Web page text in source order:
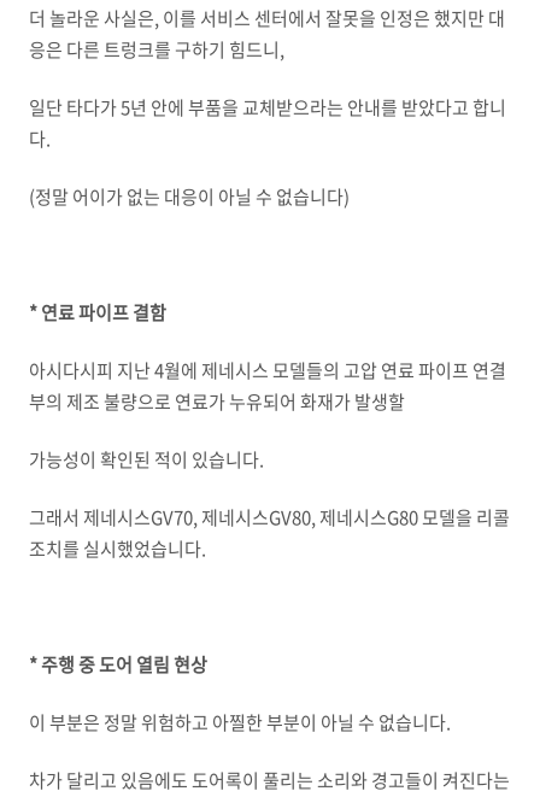
더 놀라운 사실은, 이를 서비스 센터에서 잘못을 인정은 했지만 대
응은 다른 트렁크를 구하기 힘드니,
일단 타다가 5년 안에 부품을 교체받으라는 안내를 받았다고 합니
다.
(정말 어이가 없는 대응이 아닐 수 없습니다)
* 연료 파이프 결함
아시다시피 지난 4월에 제네시스 모델들의 고압 연료 파이프 연결
부의 제조 불량으로 연료가 누유되어 화재가 발생할
가능성이 확인된 적이 있습니다.
그래서 제네시스GV70, 제네시스GV80, 제네시스G80 모델을 리콜
조치를 실시했었습니다.
* 주행 중 도어 열림 현상
이 부분은 정말 위험하고 아찔한 부분이 아닐 수 없습니다.
차가 달리고 있음에도 도어록이 풀리는 소리와 경고들이 켜진다는